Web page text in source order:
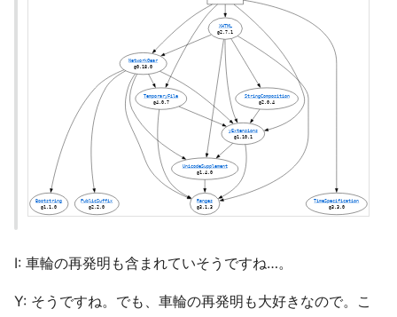
I: 車輪の再発明も含まれていそうですね…。
Y: そうですね。でも、車輪の再発明も大好きなので。こ